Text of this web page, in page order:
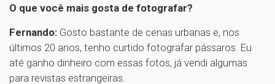
O que você mais gosta de fotografar?
Fernando: Gosto bastante de cenas urbanas e, nos
últimos 20 anos, tenho curtido fotografar pássaros. Eu
até ganho dinheiro com essas fotos, já vendi algumas
para revistas estrangeiras.